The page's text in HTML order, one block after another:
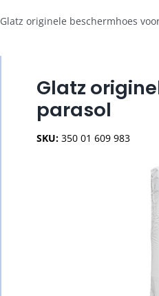
Glatz originele beschermhoes
Glatz
parasol
SKU:350 01 609 983